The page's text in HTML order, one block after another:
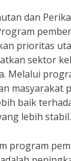
dan
prioritas
sektor
Melalui
masyarakat
baik
lebih
program